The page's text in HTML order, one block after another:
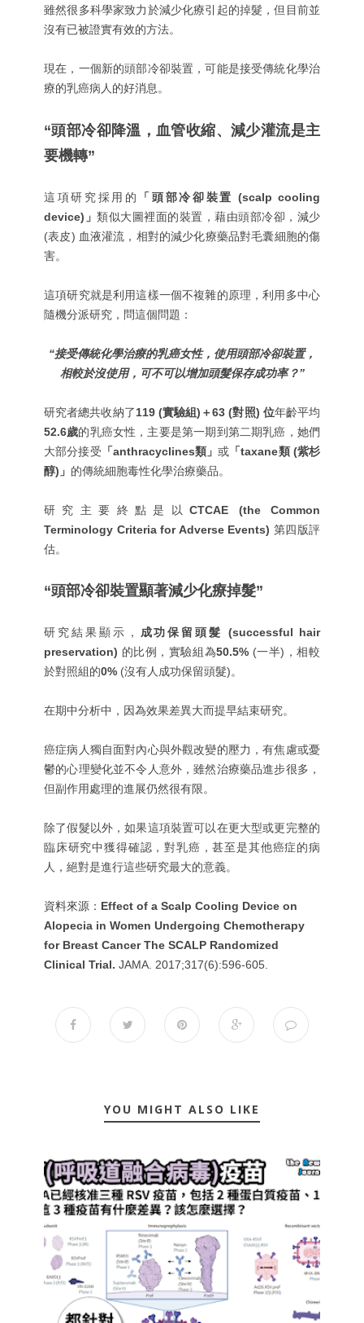
雖然很多科學家致力於減少化療引起的掉髮，但目前並
沒有已被證實有效的方法。
現在，一個新的頭部冷卻裝置，可能是接受傳統化學治
療的乳癌病人的好消息。
“頭部冷卻降溫，血管收縮、減少灌流是主
要機轉”
這項研究採用的
「頭部冷卻裝置 (scalp cooling
device)」 類似大圖裡面的裝置，藉由頭部冷卻，減少
(表皮) 血液灌流，相對的減少化療藥品對毛囊細胞的傷
害。
這項研究就是利用這樣一個不複雜的原理，利用多中心
隨機分派研究，問這個問題：
“接受傳統化學治療的乳癌女性，使用頭部冷卻裝置，
相較於沒使用，可不可以增加頭髮保存成功率？”
研究者總共收納了119 (實驗組)＋63 (對照) 位年齡平均
52.6歲的乳癌女性，主要是第一期到第二期乳癌，她們
大部分接受 「anthracyclines類」或 「taxane類 (紫杉
醇)」 的傳統細胞毒性化學治療藥品。
研究主要終點是以CTCAE (the Common
Terminology Criteria for Adverse Events) 第四版評
估。
“頭部冷卻裝置顯著減少化療掉髮”
研究結果顯示， 成功保留頭髮 (successful hair
preservation) 的比例，實驗組為50.5% (一半)，相較
於對照組的0% (沒有人成功保留頭髮)。
在期中分析中，因為效果差異大而提早結束研究。
癌症病人獨自面對內心與外觀改變的壓力，有焦慮或憂
鬱的心理變化並不令人意外，雖然治療藥品進步很多，
但副作用處理的進展仍然很有限。
除了假髮以外，如果這項裝置可以在更大型或更完整的
臨床研究中獲得確認，對乳癌，甚至是其他癌症的病
人，絕對是進行這些研究最大的意義。
資料來源： Effect of a Scalp Cooling Device on
Alopecia in Women Undergoing Chemotherapy
for Breast Cancer The SCALP Randomized
Clinical Trial. JAMA. 2017;317(6):596-605.
YOU MIGHT ALSO LIKE